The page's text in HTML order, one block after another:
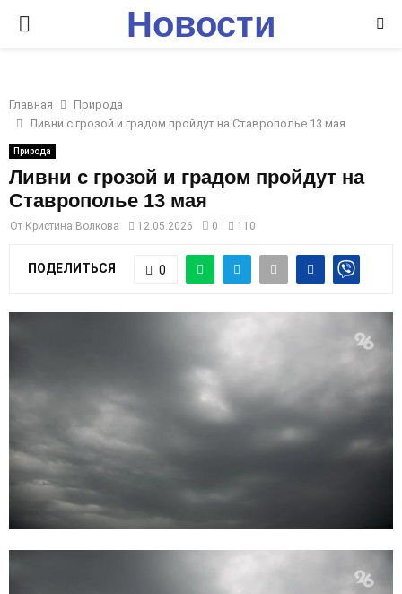
P
I
M
A
R
Y
N
U
Новости
Главная
Природа
Ливни с грозой и градом пройдут на Ставрополье 13 мая
Природа
Ливни с грозой и градом пройдут на
Ставрополье 13 мая
От Кристина Волкова 12.05.2026 0 110
ПОДЕЛИТЬСЯ 0